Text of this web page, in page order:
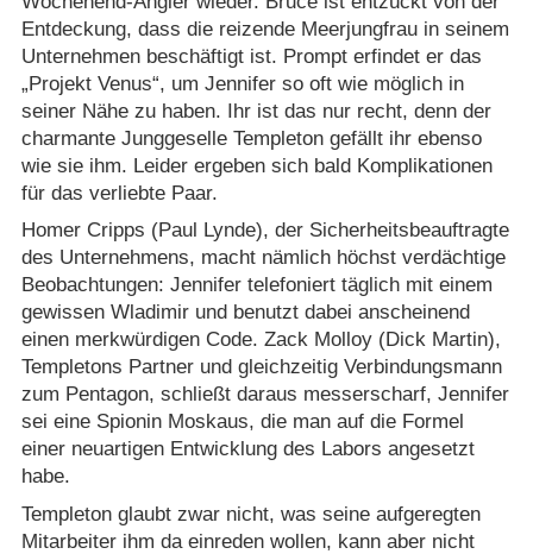
Entdeckung, dass die reizende Meerjungfrau in seinem
Unternehmen beschäftigt ist. Prompt erfindet er das
„Projekt Venus“, um Jennifer so oft wie möglich in
seiner Nähe zu haben. Ihr ist das nur recht, denn der
charmante Junggeselle Templeton gefällt ihr ebenso
wie sie ihm. Leider ergeben sich bald Komplikationen
für das verliebte Paar.
Homer Cripps (Paul Lynde), der Sicherheitsbeauftragte
des Unternehmens, macht nämlich höchst verdächtige
Beobachtungen: Jennifer telefoniert täglich mit einem
gewissen Wladimir und benutzt dabei anscheinend
einen merkwürdigen Code. Zack Molloy (Dick Martin),
Templetons Partner und gleichzeitig Verbindungsmann
zum Pentagon, schließt daraus messerscharf, Jennifer
sei eine Spionin Moskaus, die man auf die Formel
einer neuartigen Entwicklung des Labors angesetzt
habe.
Templeton glaubt zwar nicht, was seine aufgeregten
Mitarbeiter ihm da einreden wollen, kann aber nicht